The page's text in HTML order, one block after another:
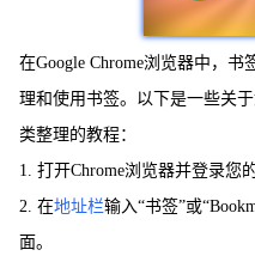
在Google Chrome浏览器中，
理和使用书签。以下是一些关
类整理的教程：
1. 打开Chrome浏览器并登录您
2. 在地址栏输入“书签”或
面。